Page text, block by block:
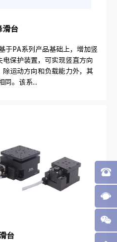
滑台
于PA系列产品基础上，增加竖
电保护装置，可实现竖直方向
除运动方向和负载能力外，其
同。该系...
台